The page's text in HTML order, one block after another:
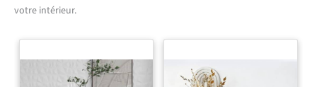
votre intérieur.